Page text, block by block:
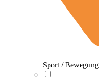
Sport / Bewegung